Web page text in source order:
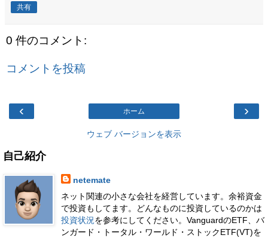
共有
0 件のコメント:
コメントを投稿
‹ ›
ホーム
ウェブ バージョンを表示
自己紹介
netemate
ネット関連の小さな会社を経営しています。余裕資金
で投資もしてます。どんなものに投資しているのかは
投資状況を参考にしてください。VanguardのETF、バ
ンガード・トータル・ワールド・ストックETF(VT)を